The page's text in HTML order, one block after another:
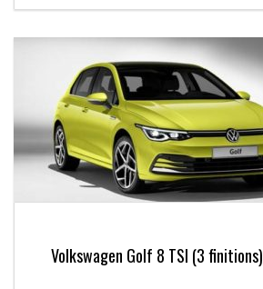
Volkswagen Golf 8 TSI (3 finitions)